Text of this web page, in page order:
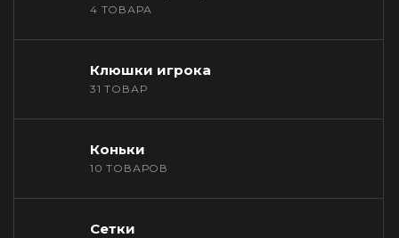
4 ТОВАРА
Клюшки игрока
31 ТОВАР
Коньки
10 ТОВАРОВ
Сетки